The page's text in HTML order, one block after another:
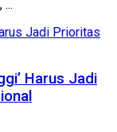
Harus Jadi